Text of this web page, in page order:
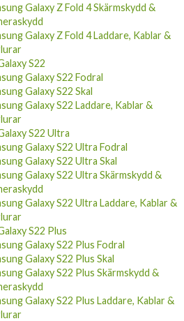
Galaxy Z Fold 4 Skärmskydd &
Galaxy Z Fold 4 Laddare, Kablar &
S22
Galaxy S22 Fodral
Galaxy S22 Skal
Galaxy S22 Laddare, Kablar &
S22 Ultra
Galaxy S22 Ultra Fodral
Galaxy S22 Ultra Skal
Galaxy S22 Ultra Skärmskydd &
Galaxy S22 Ultra Laddare, Kablar &
S22 Plus
Galaxy S22 Plus Fodral
Galaxy S22 Plus Skal
Galaxy S22 Plus Skärmskydd &
Galaxy S22 Plus Laddare, Kablar &